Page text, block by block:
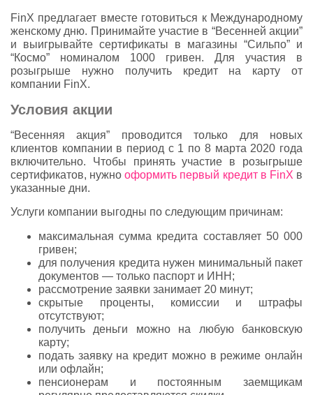
FinX предлагает вместе готовиться к Международному
женскому дню. Принимайте участие в “Весенней акции”
и выигрывайте сертификаты в магазины “Сильпо” и
“Космо” номиналом 1000 гривен. Для участия в
розыгрыше нужно получить кредит на карту от
компании FinX.
Условия акции
“Весенняя акция” проводится только для новых
клиентов компании в период с 1 по 8 марта 2020 года
включительно. Чтобы принять участие в розыгрыше
сертификатов, нужнооформить первый кредит в FinX в
указанные дни.
Услуги компании выгодны по следующим причинам:
максимальная сумма кредита составляет 50 000
гривен;
для получения кредита нужен минимальный пакет
документов — только паспорт и ИНН;
рассмотрение заявки занимает 20 минут;
скрытые проценты, комиссии и штрафы
отсутствуют;
получить деньги можно на любую банковскую
карту;
подать заявку на кредит можно в режиме онлайн
или офлайн;
пенсионерам и постоянным заемщикам